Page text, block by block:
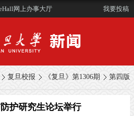
网上办事大厅 我要投稿
复旦校报 《复旦》第1306期 第四版
护研究生论坛举行